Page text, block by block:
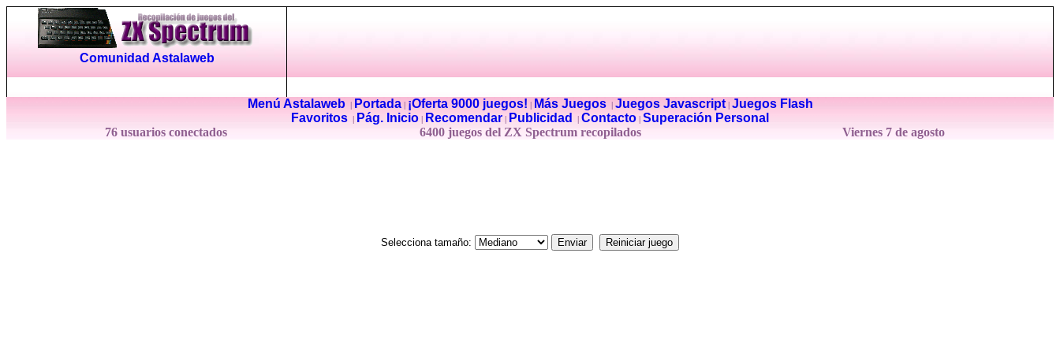
Comunidad Astalaweb
Menú Astalaweb| Portada| ¡Oferta 9000 juegos! Más Juegos| Juegos Javascript| Juegos Flash
Favoritos
Pág. Inicio Recomendar Publicidad Contacto Superación Personal
76 usuarios conectados
6400 juegos del ZX Spectrum recopilados Viernes 7 de agosto
Selecciona tamaño: